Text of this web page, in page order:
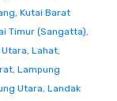
, Kutai Barat
Timur (Sangatta),
, Lahat,
, Lampung
Utara, Landak